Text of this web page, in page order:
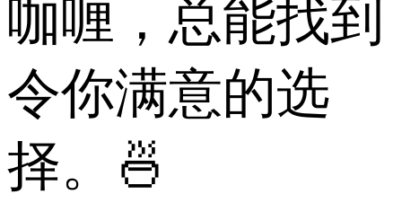
咖喱，总能找到
令你满意的选
择。🍜